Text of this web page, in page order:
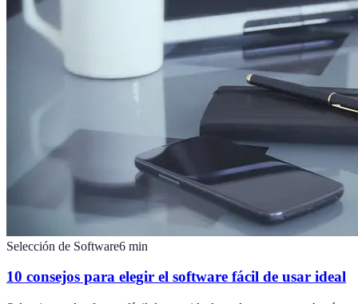
Selección de Software6 min
10 consejos para elegir el software fácil de usar ideal